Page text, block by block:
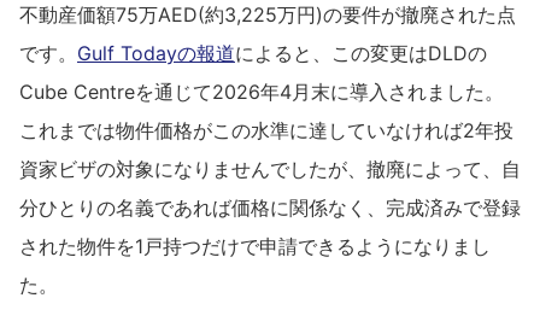
不動産価額75万AED(約3,225万円)の要件が撤廃された点
です。 Gulf Todayの報道によると、この変更はDLDの
Cube Centreを通じて2026年4月末に導入されました。
これまでは物件価格がこの水準に達していなければ2年投
資家ビザの対象になりませんでしたが、撤廃によって、自
分ひとりの名義であれば価格に関係なく、完成済みで登録
された物件を1戸持つだけで申請できるようになりまし
た。